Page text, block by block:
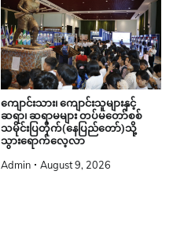
ကျောင်းသား၊ ကျောင်းသူများနှင့်
ဆရာ၊ ဆရာမများ တပ်မတော်စစ်
သမိုင်းပြတိုက်(နေပြည်တော်)သို့
သွားရောက်လေ့လာ
Admin August 9, 2026